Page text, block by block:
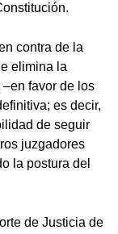
contra de la
elimina la
favor de los
es decir,
de seguir
juzgadores
la postura del
de Justicia de